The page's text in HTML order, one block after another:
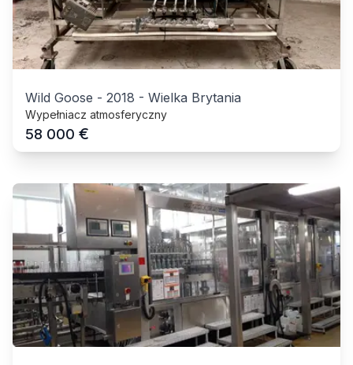
Wild Goose - 2018 - Wielka Brytania
Wypełniacz atmosferyczny
58 000 €